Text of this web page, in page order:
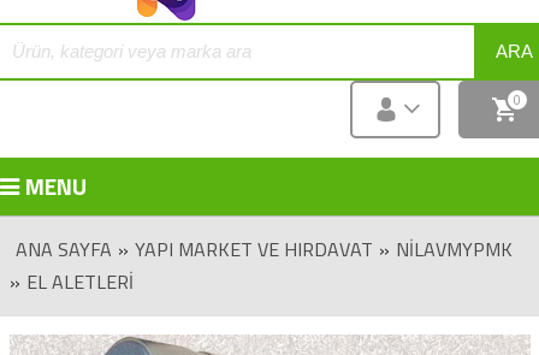
ARA
0
MENU
ANA SAYFA » YAPI MARKET VE HIRDAVAT » NILAVMYPMK
» EL ALETLERI